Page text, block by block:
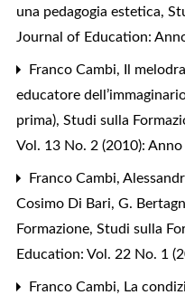
una pedagogia estetica,
Journal of Education:
Franco Cambi,
Il
educatore
prima), Studi sulla
Vol. 13 No. 2 (2010):
Franco Cambi,
Cosimo Di Bari, G.
Formazione, Studi sulla
Education: Vol. 22 No. 1
Franco Cambi, La